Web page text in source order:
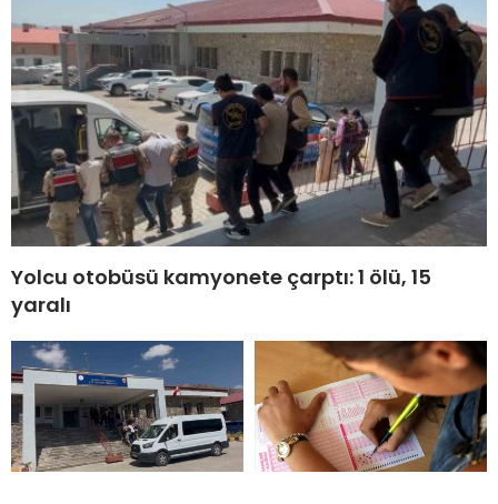
Yolcu otobüsü kamyonete çarptı: 1 ölü, 15
yaralı